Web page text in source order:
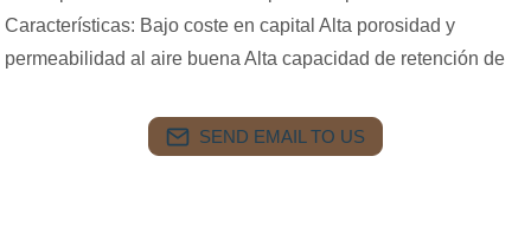
Características: Bajo coste en capital Alta porosidad y
permeabilidad al aire buena Alta capacidad de retención de
SEND EMAIL TO US